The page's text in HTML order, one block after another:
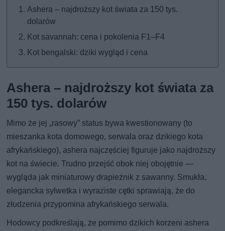
Ashera – najdroższy kot świata za 150 tys.
dolarów
Kot savannah: cena i pokolenia F1–F4
Kot bengalski: dziki wygląd i cena
Ashera – najdroższy kot świata za
150 tys. dolarów
Mimo że jej „rasowy” status bywa kwestionowany (to
mieszanka kota domowego, serwala oraz dzikiego kota
afrykańskiego), ashera najczęściej figuruje jako najdroższy
kot na świecie. Trudno przejść obok niej obojętnie —
wygląda jak miniaturowy drapieżnik z sawanny. Smukła,
elegancka sylwetka i wyraziste cętki sprawiają, że do
złudzenia przypomina afrykańskiego serwala.
Hodowcy podkreślają, że pomimo dzikich korzeni ashera